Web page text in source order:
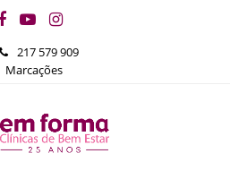
Facebook
YouTubeInstagram
217 579 909
Marcações